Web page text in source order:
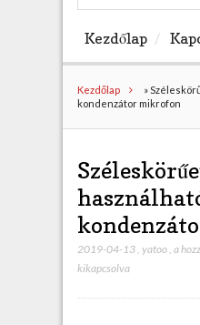
Kezdőlap
Kezdőlap »
kondenzátor mikrofon
2019-04-13, yatoo, S
a
kikapcsolva